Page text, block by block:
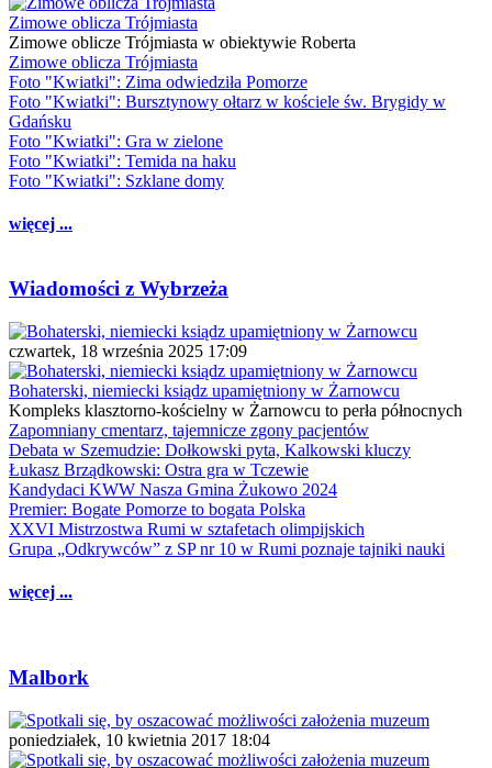
Zimowe oblicza Trójmiasta
Zimowe oblicze Trójmiasta w obiektywie Roberta
Zimowe oblicza Trójmiasta
Foto "Kwiatki": Zima odwiedziła Pomorze
Foto "Kwiatki": Bursztynowy ołtarz w kościele św. Brygidy w
Gdańsku
Foto "Kwiatki": Gra w zielone
Foto "Kwiatki": Temida na haku
Foto "Kwiatki": Szklane domy
więcej ...
Wiadomości z Wybrzeża
czwartek, 18 września 2025 17:09
Bohaterski, niemiecki ksiądz upamiętniony w Żarnowcu
Kompleks klasztorno-kościelny w Żarnowcu to perła północnych
Zapomniany cmentarz, tajemnicze zgony pacjentów
Debata w Szemudzie: Dołkowski pyta, Kalkowski kluczy
Łukasz Brządkowski: Ostra gra w Tczewie
Kandydaci KWW Nasza Gmina Żukowo 2024
Premier: Bogate Pomorze to bogata Polska
XXVI Mistrzostwa Rumi w sztafetach olimpijskich
Grupa „Odkrywców” z SP nr 10 w Rumi poznaje tajniki nauki
więcej ...
Malbork
poniedziałek, 10 kwietnia 2017 18:04